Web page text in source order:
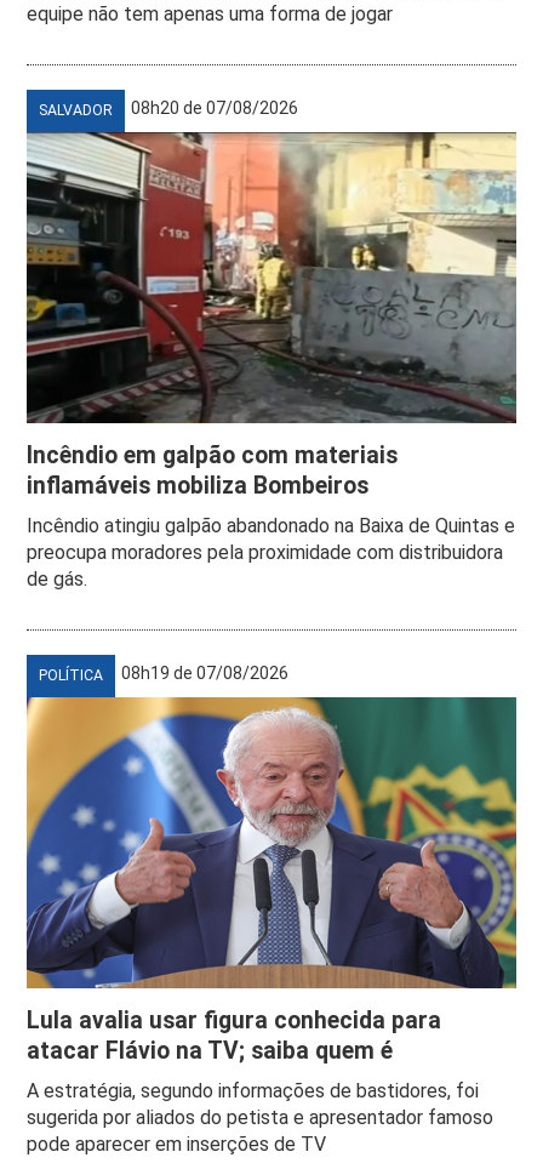
equipe não tem apenas uma forma de jogar
SALVADOR 08h20 de 07/08/2026
Incêndio em galpão com materiais
inflamáveis mobiliza Bombeiros
Incêndio atingiu galpão abandonado na Baixa de Quintas e
preocupa moradores pela proximidade com distribuidora
de gás.
POLÍTICA 08h19 de 07/08/2026
Lula avalia usar figura conhecida para
atacar Flávio na TV; saiba quem é
A estratégia, segundo informações de bastidores, foi
sugerida por aliados do petista e apresentador famoso
pode aparecer em inserções de TV